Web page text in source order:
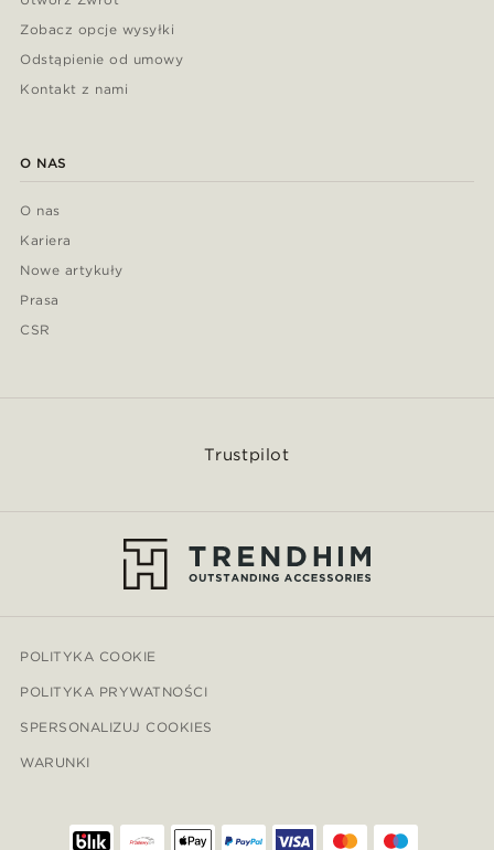
Zobacz opcje wysyłki
Odstąpienie od umowy
Kontakt z nami
O NAS
O nas
Kariera
Nowe artykuły
Prasa
CSR
Trustpilot
POLITYKA COOKIE
POLITYKA PRYWATNOŚCI
SPERSONALIZUJ COOKIES
WARUNKI